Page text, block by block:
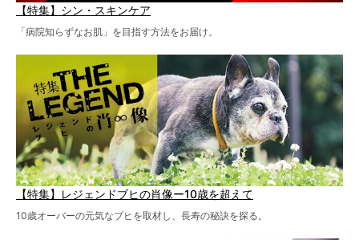
【特集】シン・スキンケア
「病院知らずなお肌」を目指す方法をお届け。
【特集】レジェンドブヒの肖像ー10歳を超えて
10歳オーバーの元気なブヒを取材し、長寿の秘訣を探る。